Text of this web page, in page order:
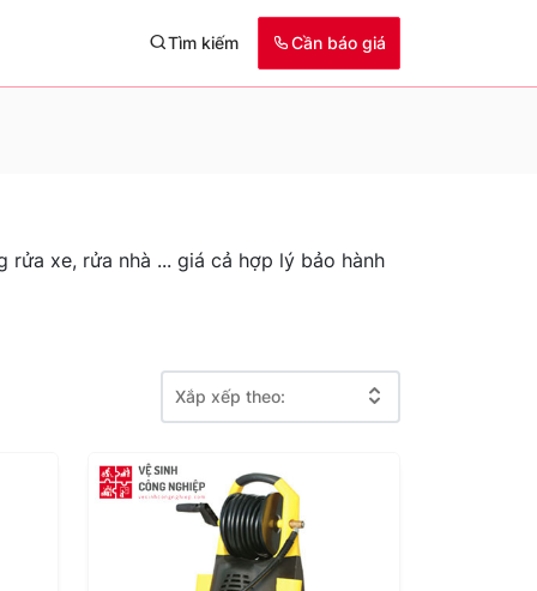
Tìm kiếm Cần báo giá
xe, rửa nhà ... giá cả hợp lý bảo hành
Xắp xếp theo: